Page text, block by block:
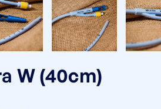
W (40cm)